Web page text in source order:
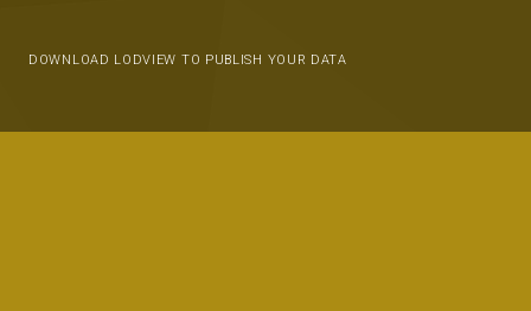
DOWNLOAD LODVIEW TO PUBLISH YOUR DATA